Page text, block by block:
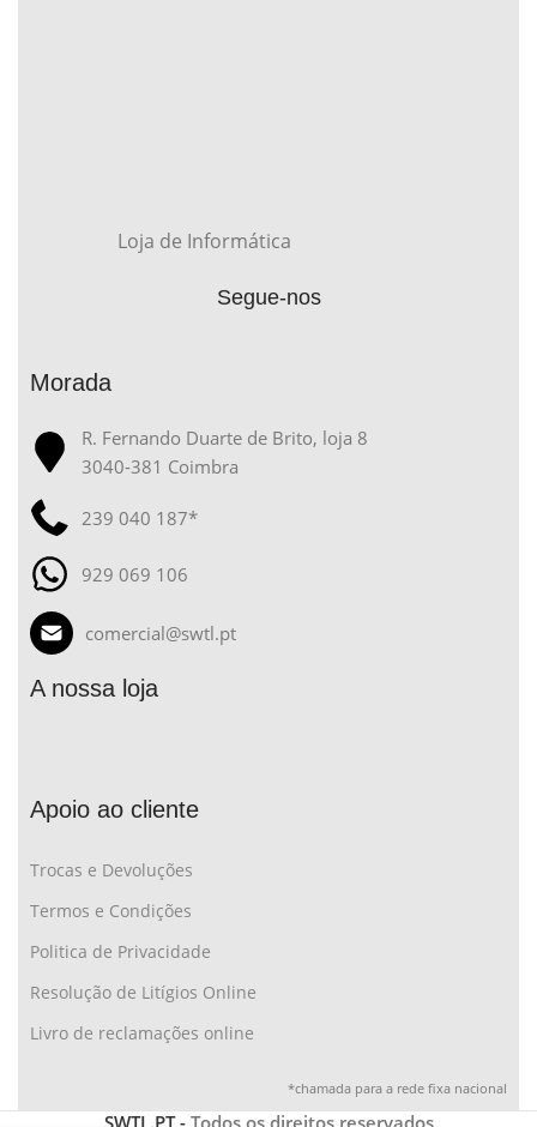
Loja de Informática
Segue-nos
Morada
R. Fernando Duarte de Brito, loja 8
3040-381 Coimbra
239 040 187*
929 069 106
comercial@swtl.pt
A nossa loja
Apoio ao cliente
Trocas e Devoluções
Termos e Condições
Politica de Privacidade
Resolução de Litígios Online
Livro de reclamações online
*chamada para a rede fixa nacional
SWTL.PT - Todos os direitos reservados